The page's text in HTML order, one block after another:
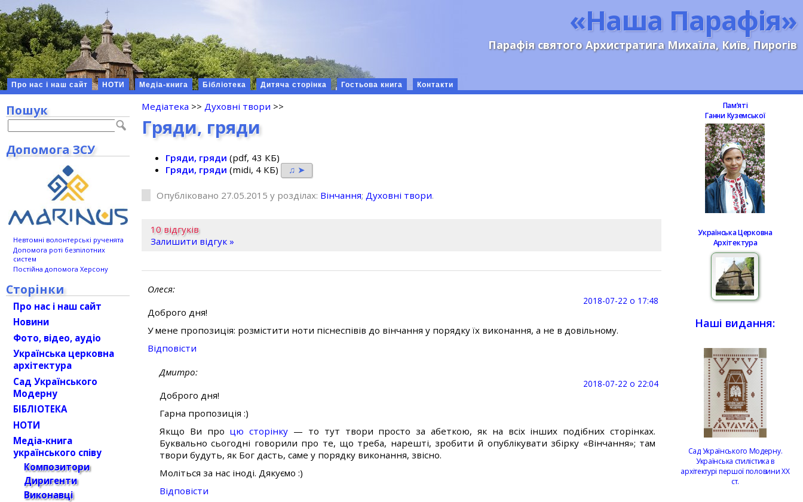
«Наша Парафія»
Парафія святого Архистратига Михаїла, Київ, Пирогів
Про нас і наш сайт НОТИ Медіа-книга Бібліотека Дитяча сторінка Гостьова книга Контакти
Медіатека >>Духовні твори >>
Гряди, гряди
Гряди, гряди (pdf, 43 КБ)
Гряди, гряди (midi, 4 КБ) ♫ ➤
Опубліковано 27.05.2015 у розділах: Вінчання; Духовні твори.
10 відгуків
Залишити відгук »
Олеся
2018-07-22 о 17:48
Доброго дня!
У мене пропозиція: розмістити ноти піснеспівів до вінчання у порядку їх виконання, а не в довільному.
Відповіcти
Дмитро
2018-07-22 о 22:04
Доброго дня!
Гарна пропозиція :)
Якщо Ви про цю сторінку — то тут твори просто за абеткою, як на всіх інших подібних сторінках.
Буквально сьогодні говорили про те, що треба, нарешті, зробити й опублікувати збірку «Вінчання»; там
твори будуть, як Бог дасть, саме у порядку виконання, звісно.
Моліться за нас іноді. Дякуємо :)
Відповіcти
Пошук
Допомога ЗСУ
Невтомні волонтерські рученята
Допомога роті безпілотних
систем
Постійна допомога Херсону
Сторінки
Про нас і наш сайт
Новини
Фото, відео, аудіо
Українська церковна
архітектура
Сад Українського
Модерну
БІБЛІОТЕКА
НОТИ
Медіа-книга
українського співу
Композитори
Диригенти
Виконавці
Памʼяті
Ганни Куземської
Українська Церковна
Архітектура
Наші видання:
Сад Українського Модерну.
Українська стилістика в
архітектурі першої половини ХХ
ст.